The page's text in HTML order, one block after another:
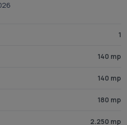
Casa este realizata pe structura
pentru rezistenta, eficienta
termic pe care il ofera pe tot
incapere beneficiaza de
bucatarie generoasa, un dormitor
dressing si baie proprie, alte
1
140 mp
140 mp
180 mp
2.250 mp